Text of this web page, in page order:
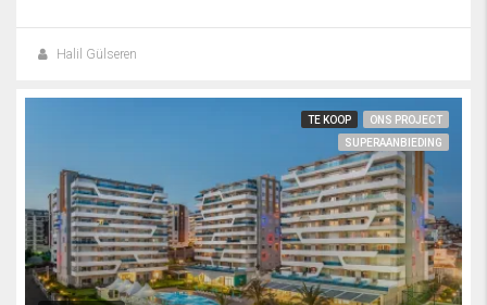
Halil Gülseren
TE KOOP
ONS PROJECT
SUPERAANBIEDING